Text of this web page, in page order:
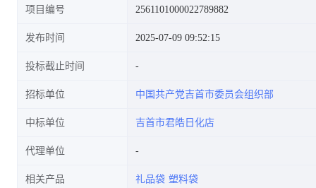
项目编号 2561101000022789882
发布时间 2025-07-09 09:52:15
投标截止时间
招标单位 中国共产党吉首市委员会组织部
中标单位 吉首市君皓日化店
代理单位
相关产品 礼品袋 塑料袋